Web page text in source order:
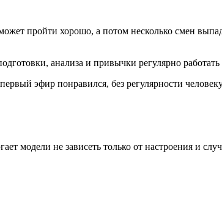
пройти хорошо, а потом несколько смен
анализа и привычки регулярно работать
эфир понравился, без регулярности
модели не зависеть только от настроения и